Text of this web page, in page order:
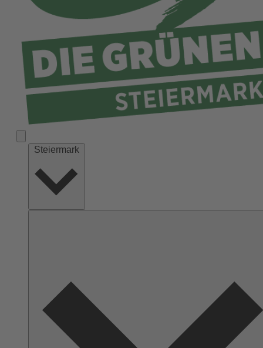
Murtal
Südoststeiermark
Voitsberg
Steiermark